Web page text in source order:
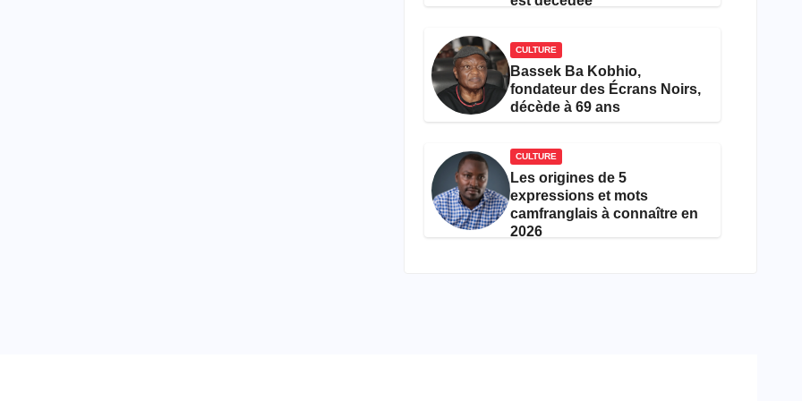
CULTURE
Bassek Ba Kobhio,
fondateur des Écrans Noirs,
décède à 69 ans
CULTURE
Les origines de 5
expressions et mots
camfranglais à connaître en
2026